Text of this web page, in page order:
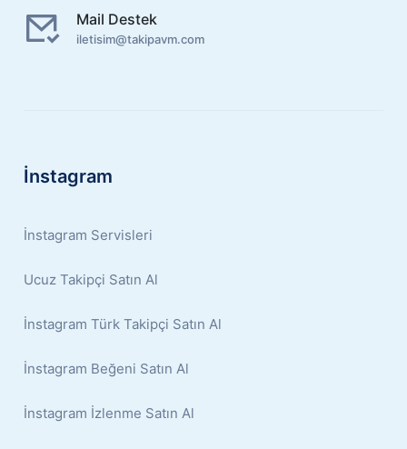
Mail Destek
iletisim@takipavm.com
İnstagram
İnstagram Servisleri
Ucuz Takipçi Satın Al
İnstagram Türk Takipçi Satın Al
İnstagram Beğeni Satın Al
İnstagram İzlenme Satın Al